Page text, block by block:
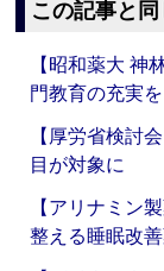
この記事と
【昭和薬大 神
門教育の充実を
【厚労省検討
目が対象に
【アリナミン
整える睡眠改